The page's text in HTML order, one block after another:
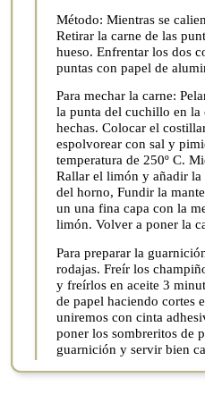
Método: Mientras se
Retirar la carne de las
hueso. Enfrentar los dos
puntas con papel de
Para mechar la carne:
la punta del cuchillo en la
hechas. Colocar el
espolvorear con sal y
temperatura de 250º C.
Rallar el limón y añadir la
del horno, Fundir la
un una fina capa con la
limón. Volver a poner la
Para preparar la
rodajas. Freír los
y freírlos en aceite 3
de papel haciendo cortes
uniremos con cinta
poner los sombreritos de
guarnición y servir bien